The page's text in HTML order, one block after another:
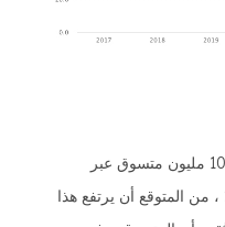
في الوقت الحالي ، هناك ما يقدر بـ 103 مليون متسوق عبر
الإنترنت في اليابان. بحلول عام 2023 ، من المتوقع أن يرتفع هذا